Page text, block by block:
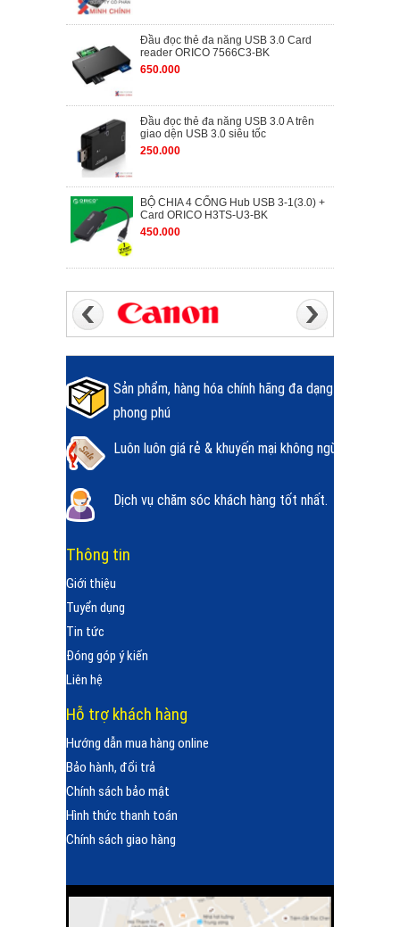
Đầu đọc thẻ đa năng USB 3.0 Card
reader ORICO 7566C3-BK
650.000
Đầu đọc thẻ đa năng USB 3.0 A trên
giao dện USB 3.0 siêu tốc
250.000
BỘ CHIA 4 CỔNG Hub USB 3-1(3.0) +
Card ORICO H3TS-U3-BK
450.000
Sản phẩm, hàng hóa chính hãng đa dạng
phong phú
Luôn luôn giá rẻ & khuyến mại không ngừng.
Dịch vụ chăm sóc khách hàng tốt nhất.
Thông tin
Giới thiệu
Tuyển dụng
Tin tức
Đóng góp ý kiến
Liên hệ
Hỗ trợ khách hàng
Hướng dẫn mua hàng online
Bảo hành, đổi trả
Chính sách bảo mật
Hình thức thanh toán
Chính sách giao hàng